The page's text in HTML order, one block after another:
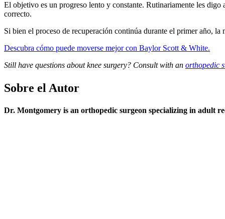
El objetivo es un progreso lento y constante. Rutinariamente les digo
correcto.
Si bien el proceso de recuperación continúa durante el primer año,
Descubra cómo puede moverse mejor con Baylor Scott & White.
Still have questions about knee surgery? Consult with an orthopedic
Sobre el Autor
Dr. Montgomery is an orthopedic surgeon specializing in adult